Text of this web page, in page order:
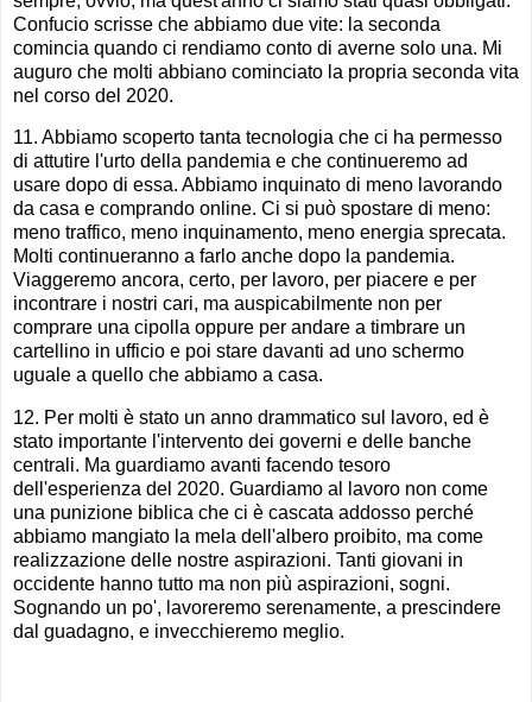
Confucio scrisse che abbiamo due vite: la seconda
comincia quando ci rendiamo conto di averne solo una. Mi
auguro che molti abbiano cominciato la propria seconda vita
nel corso del 2020.
11. Abbiamo scoperto tanta tecnologia che ci ha permesso
di attutire l'urto della pandemia e che continueremo ad
usare dopo di essa. Abbiamo inquinato di meno lavorando
da casa e comprando online. Ci si può spostare di meno:
meno traffico, meno inquinamento, meno energia sprecata.
Molti continueranno a farlo anche dopo la pandemia.
Viaggeremo ancora, certo, per lavoro, per piacere e per
incontrare i nostri cari, ma auspicabilmente non per
comprare una cipolla oppure per andare a timbrare un
cartellino in ufficio e poi stare davanti ad uno schermo
uguale a quello che abbiamo a casa.
12. Per molti è stato un anno drammatico sul lavoro, ed è
stato importante l'intervento dei governi e delle banche
centrali. Ma guardiamo avanti facendo tesoro
dell'esperienza del 2020. Guardiamo al lavoro non come
una punizione biblica che ci è cascata addosso perché
abbiamo mangiato la mela dell'albero proibito, ma come
realizzazione delle nostre aspirazioni. Tanti giovani in
occidente hanno tutto ma non più aspirazioni, sogni.
Sognando un po', lavoreremo serenamente, a prescindere
dal guadagno, e invecchieremo meglio.